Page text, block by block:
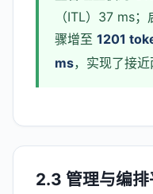
（ITL）37 ms
骤增至 1201
ms，实现了接近
2.3 管理与编排